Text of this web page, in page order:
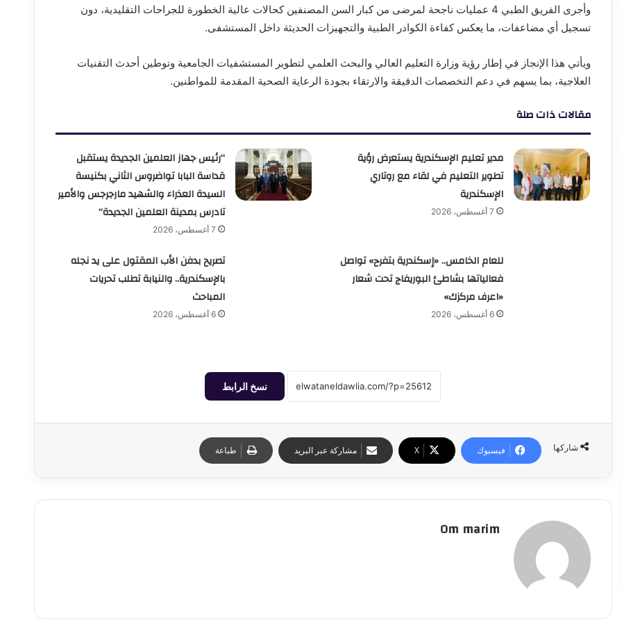
وأجرى الفريق الطبي 4 عمليات ناجحة لمرضى من كبار السن المصنفين كحالات عالية الخطورة للجراحات التقليدية، دون
تسجيل أي مضاعفات، ما يعكس كفاءة الكوادر الطبية والتجهيزات الحديثة داخل المستشفى.
ويأتي هذا الإنجاز في إطار رؤية وزارة التعليم العالي والبحث العلمي لتطوير المستشفيات الجامعية وتوطين أحدث التقنيات
العلاجية، بما يسهم في دعم التخصصات الدقيقة والارتقاء بجودة الرعاية الصحية المقدمة للمواطنين.
مقالات ذات صلة
مدير تعليم الإسكندرية يستعرض رؤية
تطوير التعليم في لقاء مع روتاري
الإسكندرية
7 أغسطس، 2026
“رئيس جهاز العلمين الجديدة يستقبل
قداسة البابا تواضروس الثاني بكنيسة
السيدة العذراء والشهيد مارجرجس والأمير
تادرس بمدينة العلمين الجديدة”
7 أغسطس، 2026
للعام الخامس.. «إسكندرية بتفرح» تواصل
فعالياتها بشاطئ البوريفاج تحت شعار
«اعرف مركزك»
6 أغسطس، 2026
تصريح بدفن الأب المقتول على يد نجله
بالإسكندرية.. والنيابة تطلب تحريات
المباحث
6 أغسطس، 2026
نسخ الرابط
شاركها فيسبوك ‫X مشاركة عبر البريد طباعة
Om marim